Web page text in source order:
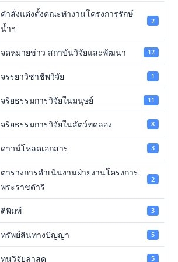
คำสั่งแต่งตั้งคณะทำงานโครงการรักษ์
น้ำฯ
2
จดหมายข่าว สถาบันวิจัยและพัฒนา 12
จรรยาวิชาชีพวิจัย 1
จริยธรรมการวิจัยในมนุษย์ 11
จริยธรรมการวิจัยในสัตว์ทดลอง 8
ดาวน์โหลดเอกสาร 3
ตารางการดำเนินงานฝ่ายงานโครงการ
พระราชดำริ
2
ตีพิมพ์ 3
ทรัพย์สินทางปัญญา 5
ทุนวิจัยล่าสุด 5